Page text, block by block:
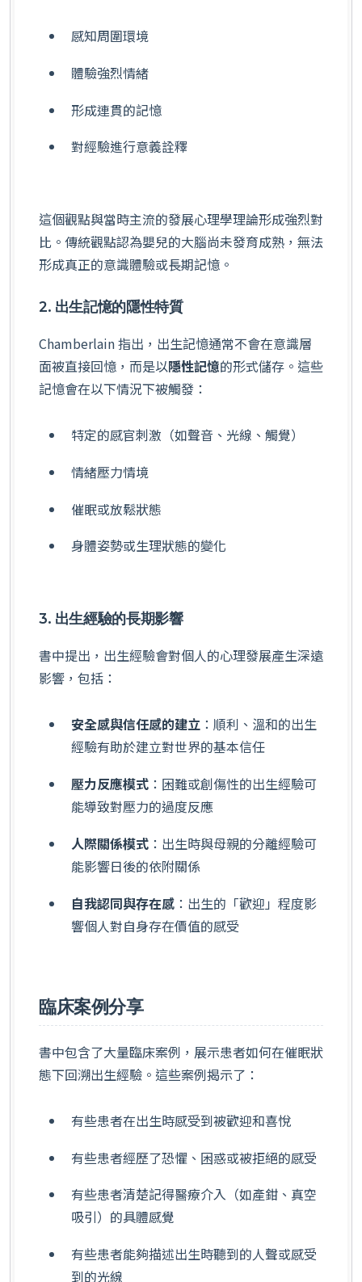
感知周圍環境
體驗強烈情緒
形成連貫的記憶
對經驗進行意義詮釋
這個觀點與當時主流的發展心理學理論形成強烈對
比。傳統觀點認為嬰兒的大腦尚未發育成熟，無法
形成真正的意識體驗或長期記憶。
2. 出生記憶的隱性特質
Chamberlain 指出，出生記憶通常不會在意識層
面被直接回憶，而是以隱性記憶的形式儲存。這些
記憶會在以下情況下被觸發：
特定的感官刺激（如聲音、光線、觸覺）
情緒壓力情境
催眠或放鬆狀態
身體姿勢或生理狀態的變化
3. 出生經驗的長期影響
書中提出，出生經驗會對個人的心理發展產生深遠
影響，包括：
安全感與信任感的建立 ：順利、溫和的出生
經驗有助於建立對世界的基本信任
壓力反應模式 ：困難或創傷性的出生經驗可
能導致對壓力的過度反應
人際關係模式 ：出生時與母親的分離經驗可
能影響日後的依附關係
自我認同與存在感 ：出生的「歡迎」程度影
響個人對自身存在價值的感受
臨床案例分享
書中包含了大量臨床案例，展示患者如何在催眠狀
態下回溯出生經驗。這些案例揭示了：
有些患者在出生時感受到被歡迎和喜悅
有些患者經歷了恐懼、困惑或被拒絕的感受
有些患者清楚記得醫療介入（如產鉗、真空
吸引）的具體感覺
有些患者能夠描述出生時聽到的人聲或感受
到的光線